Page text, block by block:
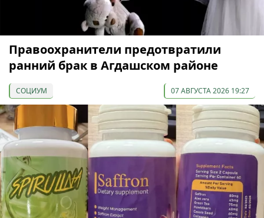
Правоохранители предотвратили
ранний брак в Агдашском районе
СОЦИУМ 07 АВГУСТА 2026 19:27